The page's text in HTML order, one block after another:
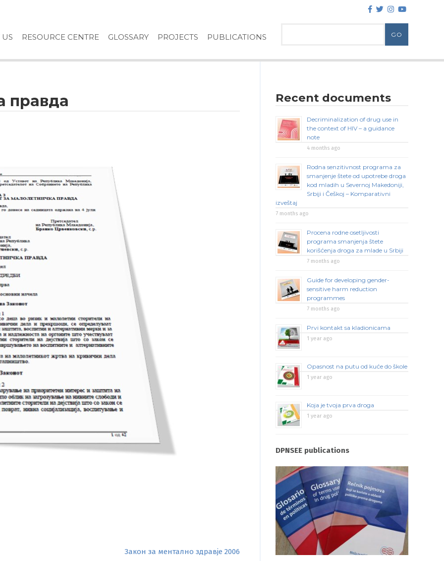
RESOURCE CENTRE GLOSSARY PROJECTS PUBLICATIONS
правда
Закон за ментално здравје 2006
Recent documents
Decriminalization of drug use in
the context of HIV – a guidance
note
4 months ago
Rodna senzitivnost programa za
smanjenje štete od upotrebe droga
kod mladih u Severnoj Makedoniji,
Srbiji i Češkoj – Komparativni
izveštaj
7 months ago
Procena rodne osetljivosti
programa smanjenja štete
korišćenja droga za mlade u Srbiji
7 months ago
Guide for developing gender-
sensitive harm reduction
programmes
7 months ago
Prvi kontakt sa kladionicama
1 year ago
Opasnost na putu od kuće do škole
1 year ago
Koja je tvoja prva droga
1 year ago
DPNSEE publications